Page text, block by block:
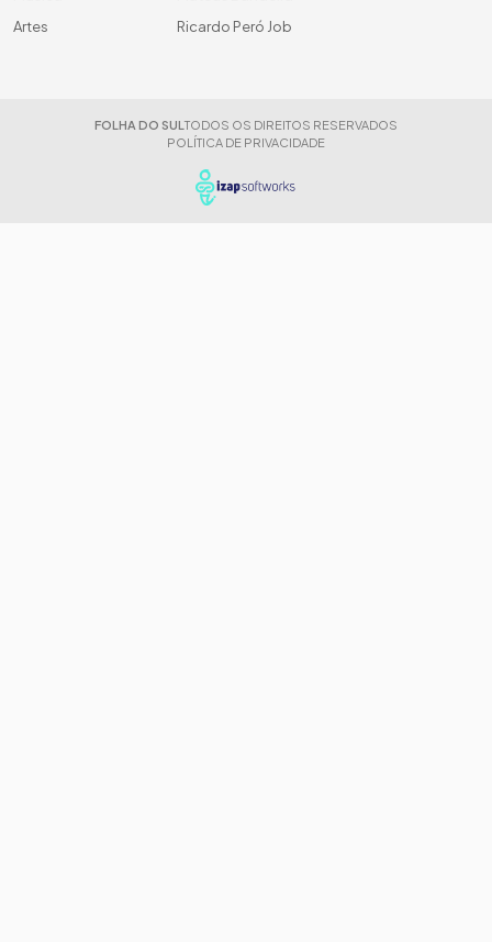
Artes
Ricardo Peró Job
FOLHA DO SUL TODOS OS DIREITOS RESERVADOS
POLÍTICA DE PRIVACIDADE